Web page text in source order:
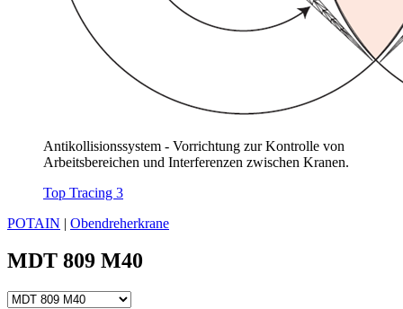
Antikollisionssystem - Vorrichtung zur Kontrolle von
Arbeitsbereichen und Interferenzen zwischen Kranen.
Top Tracing 3
POTAIN | Obendreherkrane
MDT 809 M40